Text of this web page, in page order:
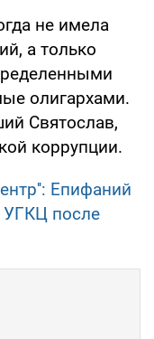
не имела
а только
олигархами.
Святослав,
коррупции.
Епифаний
УГКЦ после